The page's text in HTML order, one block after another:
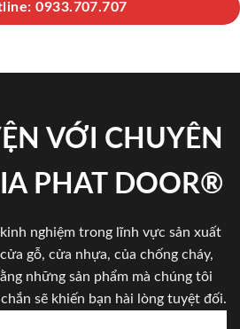
0933.707.707
VỚI CHUYÊN
PHAT DOOR®
nghiệm trong lĩnh vực sản xuất
gỗ, cửa nhựa, của chống cháy,
những sản phẩm mà chúng tôi
sẽ khiến bạn hài lòng tuyệt đối.